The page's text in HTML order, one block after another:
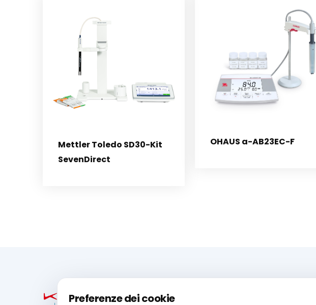
Mettler Toledo SD30-Kit
SevenDirect
OHAUS a-AB23EC-F
Preferenze dei cookie